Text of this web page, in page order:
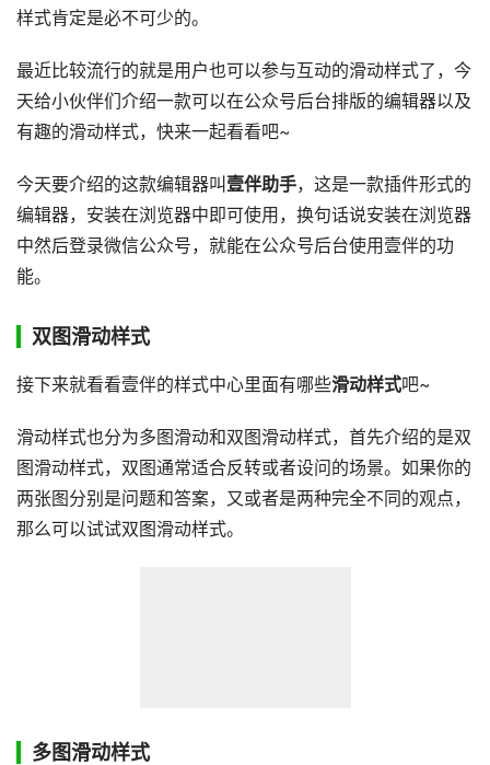
样式肯定是必不可少的。
最近比较流行的就是用户也可以参与互动的滑动样式了，今
天给小伙伴们介绍一款可以在公众号后台排版的编辑器以及
有趣的滑动样式，快来一起看看吧~
今天要介绍的这款编辑器叫 壹伴助手，这是一款插件形式的
编辑器，安装在浏览器中即可使用，换句话说安装在浏览器
中然后登录微信公众号，就能在公众号后台使用壹伴的功
能。
双图滑动样式
接下来就看看壹伴的样式中心里面有哪些滑动样式吧~
滑动样式也分为多图滑动和双图滑动样式，首先介绍的是双
图滑动样式，双图通常适合反转或者设问的场景。如果你的
两张图分别是问题和答案，又或者是两种完全不同的观点，
那么可以试试双图滑动样式。
多图滑动样式